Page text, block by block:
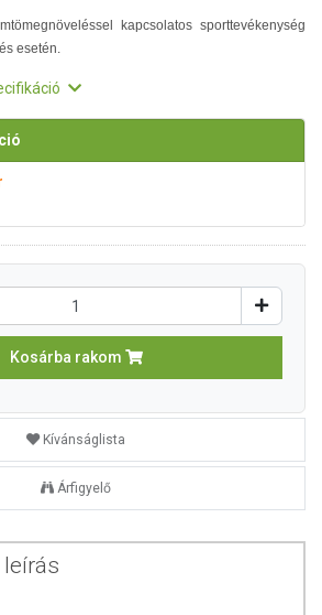
kapcsolatos sporttevékenység
esetén.
Kosárba rakom
Kívánságlista
Árfigyelő